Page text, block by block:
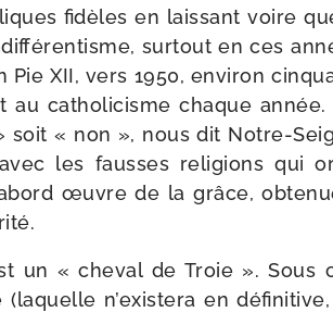
fidèles en lais­sant voire
sur­tout en ces
Pie XII, vers 1950, envi­ron
au catho­li­cisme chaque
soit « non », nous dit Notre-​
les fausses reli­gions qui
œuvre de la grâce,
un « che­val de Troie ».
n’existera en